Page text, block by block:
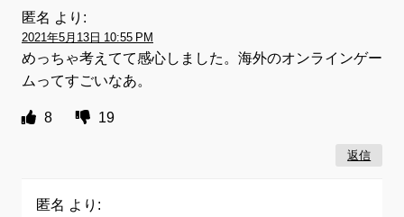
匿名 より:
2021年5月13日 10:55 PM
めっちゃ考えてて感心しました。海外のオンラインゲー
ムってすごいなあ。
8 19
返信
匿名 より: